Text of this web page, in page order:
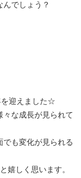
んでしょう？
を迎えました☆
な成長が見られて
も変化が見られる
嬉しく思います。